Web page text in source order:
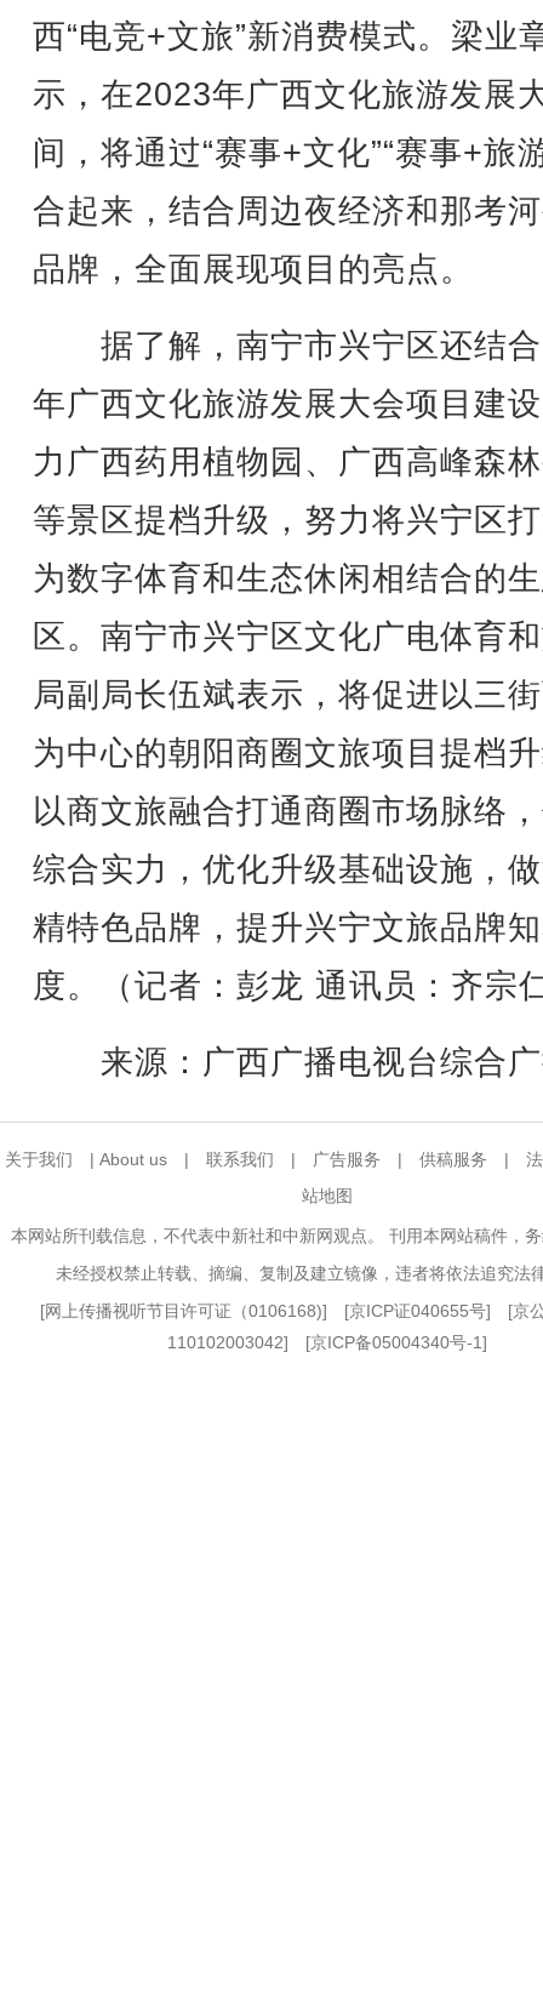
西“电竞+文旅”新消费模式。梁业
示，在2023年广西文化旅游发展
间，将通过“赛事+文化”“赛事+旅
合起来，结合周边夜经济和那考
品牌，全面展现项目的亮点。
据了解，南宁市兴宁区还结
年广西文化旅游发展大会项目建
力广西药用植物园、广西高峰森
等景区提档升级，努力将兴宁区
为数字体育和生态休闲相结合的
区。南宁市兴宁区文化广电体育
局副局长伍斌表示，将促进以三
为中心的朝阳商圈文旅项目提档
以商文旅融合打通商圈市场脉络
综合实力，优化升级基础设施，
精特色品牌，提升兴宁文旅品牌
度。（记者：彭龙 通讯员：齐宗
来源：广西广播电视台综合
关于我们 | About us | 联系我们 | 广告服务 | 供稿服务 |
站地图
本网站所刊载信息，不代表中新社和中新网观点。 刊用本网站稿件，
未经授权禁止转载、摘编、复制及建立镜像，违者将依法追究法
[网上传播视听节目许可证（0106168)] [京ICP证040655号] [京
110102003042] [京ICP备05004340号-1]